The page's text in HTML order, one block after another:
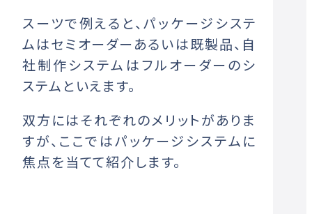
スーツで例えると、パッケージシステ
ムはセミオーダーあるいは既製品、自
社制作システムはフルオーダーのシ
ステムといえます。
双方にはそれぞれのメリットがありま
すが、ここではパッケージシステムに
焦点を当てて紹介します。